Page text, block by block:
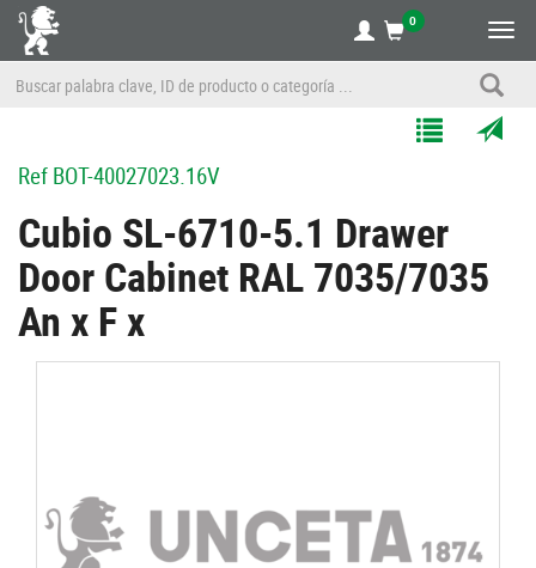
0
un
Listas
RefBOT-40027023.16V
Cubio SL-6710-5.1 Drawer
Door Cabinet RAL 7035/7035
An x F x